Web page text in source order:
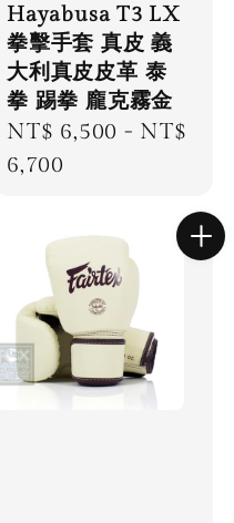
Hayabusa T3 LX
拳擊手套 真皮 義
大利真皮皮革 泰
拳 踢拳 龐克霧金
Regular
price
NT$ 6,500 - NT$
6,700